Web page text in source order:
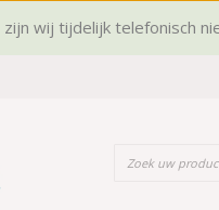
wij tijdelijk telefonisch